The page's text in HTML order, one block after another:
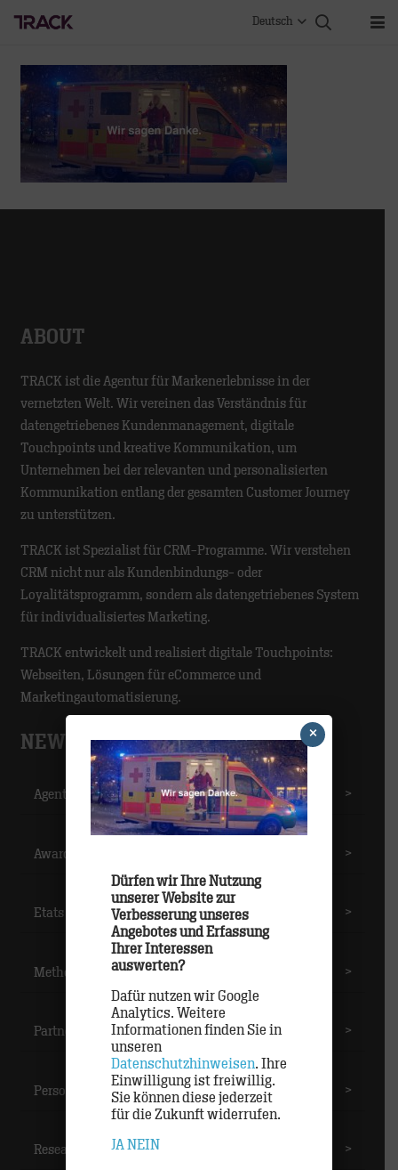
Deutsch
ABOUT
TRACK ist die Agentur für Markenerlebnisse in der
vernetzten Welt. Wir vereinen das Verständnis für
datengetriebenes Kundenmanagement, digitale
Touchpoints und kreative Kommunikation, um
Unternehmen bei der relevanten und personalisierten
Kommunikation entlang der gesamten Customer Journey
zu unterstützen.
TRACK ist Spezialist für CRM-Programme. Wir verstehen
CRM nicht nur als Kundenbindungs- oder
Loyalitätsprogramm, sondern als datengetriebenes System
für individualisiertes Marketing.
TRACK entwickelt und realisiert digitale Touchpoints:
Webseiten, Lösungen für eCommerce und
Marketingautomatisierung.
NEWS-CATEGORIES
Agentur >
Awards >
Etats >
Methoden >
Partner >
Personal >
Research >
Dürfen wir Ihre Nutzung
unserer Website zur
Verbesserung unseres
Angebotes und Erfassung
Ihrer Interessen
auswerten?
Dafür nutzen wir Google
Analytics. Weitere
Informationen finden Sie in
unseren
Datenschutzhinweisen. Ihre
Einwilligung ist freiwillig.
Sie können diese jederzeit
für die Zukunft widerrufen.
JA NEIN
×